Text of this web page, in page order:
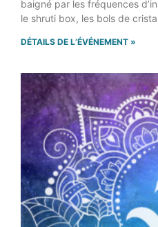
baigné par les fréquences
le shruti box, les bols de
DÉTAILS DE L’ÉVÉNEMENT »